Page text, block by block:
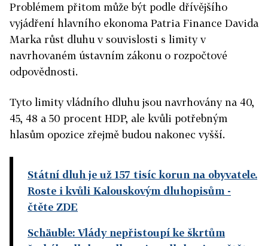
Problémem přitom může být podle dřívějšího
vyjádření hlavního ekonoma Patria Finance Davida
Marka růst dluhu v souvislosti s limity v
navrhovaném ústavním zákonu o rozpočtové
odpovědnosti.
Tyto limity vládního dluhu jsou navrhovány na 40,
45, 48 a 50 procent HDP, ale kvůli potřebným
hlasům opozice zřejmě budou nakonec vyšší.
Státní dluh je už 157 tisíc korun na obyvatele.
Roste i kvůli Kalouskovým dluhopisům -
čtěte ZDE
Schäuble: Vlády nepřistoupí ke škrtům